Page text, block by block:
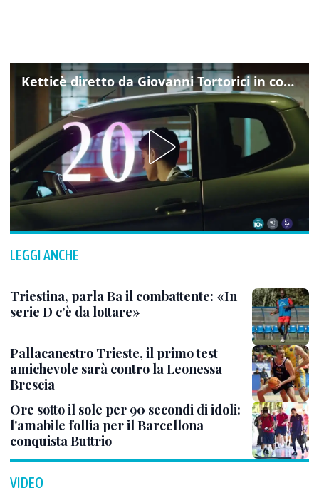
Ketticè diretto da Giovanni Tortorici in concorso al Locarno Film Festival
LEGGI ANCHE
Triestina, parla Ba il combattente: «In
serie D c’è da lottare»
Pallacanestro Trieste, il primo test
amichevole sarà contro la Leonessa
Brescia
Ore sotto il sole per 90 secondi di idoli:
l'amabile follia per il Barcellona
conquista Buttrio
VIDEO